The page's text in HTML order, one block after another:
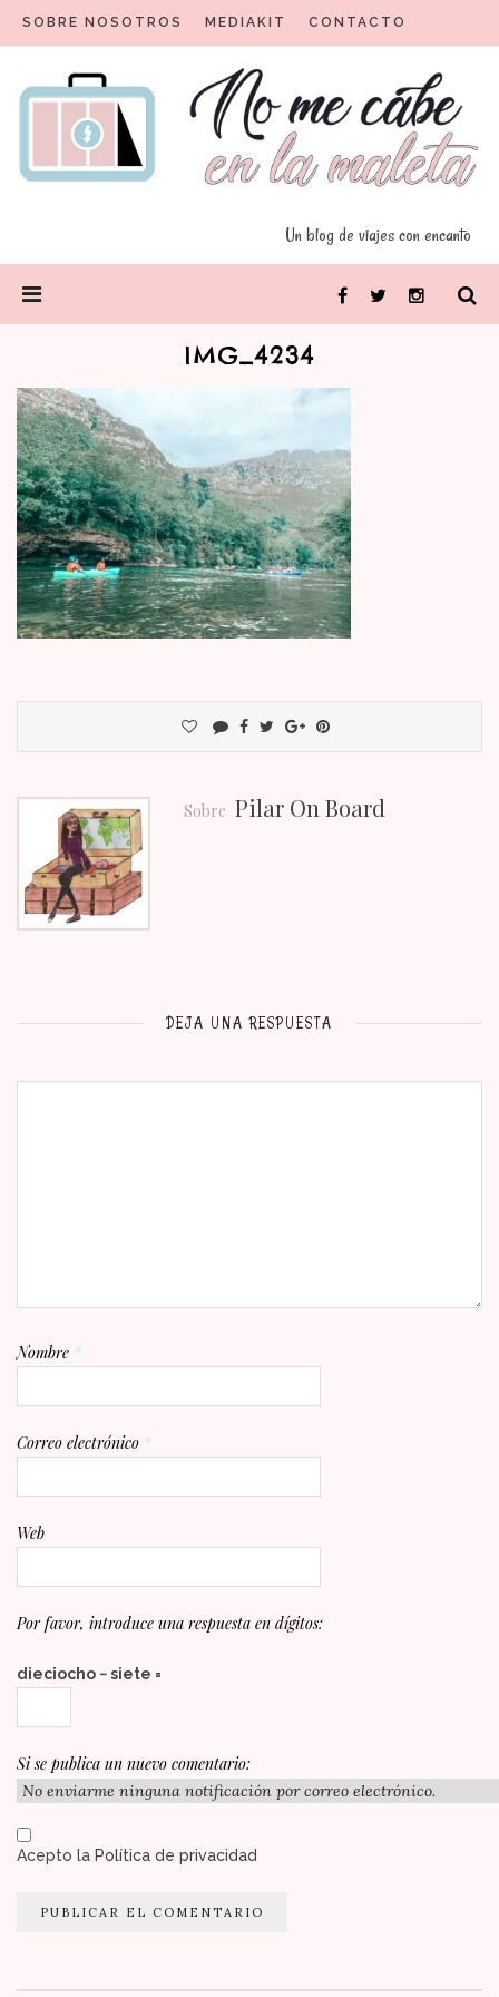
SOBRE NOSOTROS MEDIAKIT CONTACTO
Un blog de viajes con encanto
No me cabe en la maleta
Un blog para viajeros con encanto
FacebookTwitter Instagram
IMG_4234
Sobre Pilar On Board
DEJA UNA RESPUESTA
Nombre *
Correo electrónico *
Web
Por favor, introduce una respuesta en dígitos:
dieciocho − siete =
Si se publica un nuevo comentario:
Acepto la Política de privacidad